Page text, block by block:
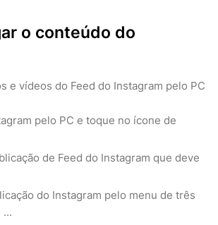
o conteúdo do
e vídeos do Feed do Instagram pelo PC
pelo PC e toque no ícone de
de Feed do Instagram que deve
do Instagram pelo menu de três